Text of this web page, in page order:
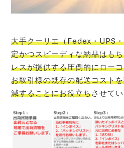
大手クーリエ（Fedex・UPS
定かつスピーディな納品はも
レスが提供する圧倒的にロー
お取引様の既存の配送コスト
減することにお役立ちさせて